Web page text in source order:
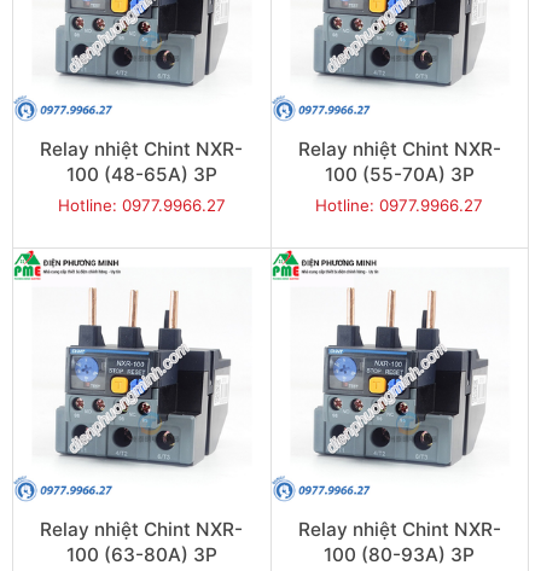
Relay nhiệt Chint NXR-
100 (48-65A) 3P
Hotline: 0977.9966.27
Relay nhiệt Chint NXR-
100 (55-70A) 3P
Hotline: 0977.9966.27
Relay nhiệt Chint NXR-
100 (63-80A) 3P
Relay nhiệt Chint NXR-
100 (80-93A) 3P